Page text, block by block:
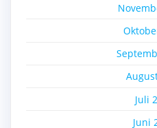
Juli
Juni